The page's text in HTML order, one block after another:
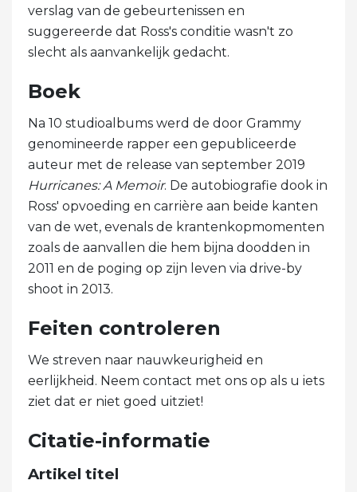
verslag van de gebeurtenissen en
suggereerde dat Ross's conditie wasn't zo
slecht als aanvankelijk gedacht.
Boek
Na 10 studioalbums werd de door Grammy
genomineerde rapper een gepubliceerde
auteur met de release van september 2019
Hurricanes: A Memoir. De autobiografie dook in
Ross' opvoeding en carrière aan beide kanten
van de wet, evenals de krantenkopmomenten
zoals de aanvallen die hem bijna doodden in
2011 en de poging op zijn leven via drive-by
shoot in 2013.
Feiten controleren
We streven naar nauwkeurigheid en
eerlijkheid. Neem contact met ons op als u iets
ziet dat er niet goed uitziet!
Citatie-informatie
Artikel titel